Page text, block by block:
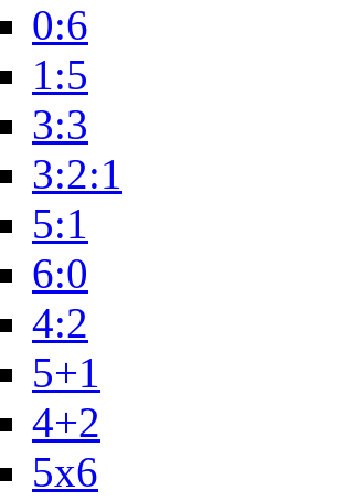
0:6
1:5
3:3
3:2:1
5:1
6:0
4:2
5+1
4+2
5x6